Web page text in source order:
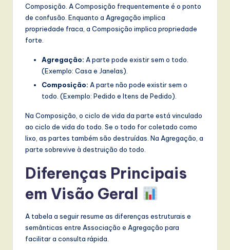
Composição. A Composição frequentemente é o ponto
de confusão. Enquanto a Agregação implica
propriedade fraca, a Composição implica propriedade
forte.
Agregação: A parte pode existir sem o todo.
(Exemplo: Casa e Janelas).
Composição: A parte não pode existir sem o
todo. (Exemplo: Pedido e Itens de Pedido).
Na Composição, o ciclo de vida da parte está vinculado
ao ciclo de vida do todo. Se o todo for coletado como
lixo, as partes também são destruídas. Na Agregação, a
parte sobrevive à destruição do todo.
Diferenças Principais
em Visão Geral
A tabela a seguir resume as diferenças estruturais e
semânticas entre Associação e Agregação para
facilitar a consulta rápida.